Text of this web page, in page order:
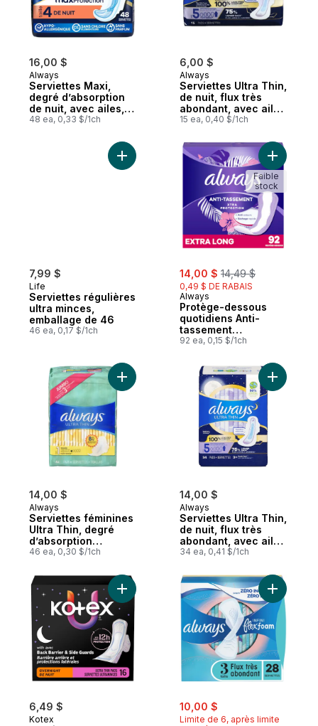
16,00 $
Always
Serviettes Maxi,
degré d’absorption
de nuit, avec ailes,
pour femmes, taille
48 ea, 0,33 $/1ch
6,00 $
Always
Serviettes Ultra Thin,
de nuit, flux très
abondant, avec ailes
Flexi-Wings, taille 5,
serviettes
15 ea, 0,40 $/1ch
7,99 $
Life
Serviettes régulières
ultra minces,
emballage de 46
46 ea, 0,17 $/1ch
Ajouter Serviettes régulières ultra
sale:
14,00 $ , formerly:
14,49 $
0,49 $ DE RABAIS
Always
Protège-dessous
quotidiens Anti-
tassement
Protection Xtra,
parfumés, 92
protège-dessous
92 ea, 0,15 $/1ch
Ajouter
Faible
stock
14,00 $
Always
Serviettes féminines
Ultra Thin, degré
d’absorption
régulier, avec ailes,
non parfumées, 46
serviettes
46 ea, 0,30 $/1ch
Ajouter Serviettes féminines Ultra Thin,
14,00 $
Always
Serviettes Ultra Thin,
de nuit, flux très
abondant, avec ailes
Flexi-Wings, taille 5,
serviettes
34 ea, 0,41 $/1ch
Ajouter
6,49 $
Kotex
Ajouter Serviettes ultraminces de nuit
sale:
10,00 $
Limite de 6, après limite
Ajouter